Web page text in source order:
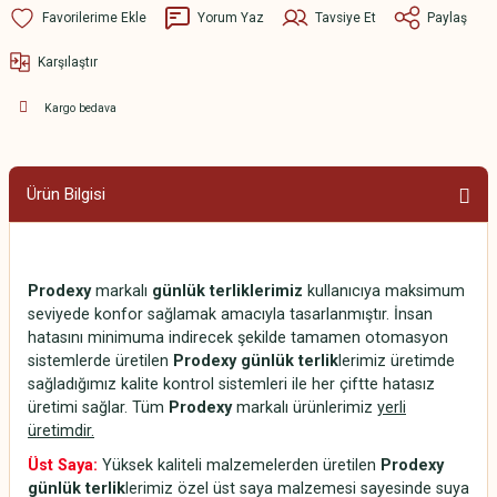
Yorum Yaz Tavsiye Et Paylaş
Karşılaştır
Kargo bedava
Ürün Bilgisi
Prodexymarkalı günlük terliklerimiz kullanıcıya maksimum
seviyede konfor sağlamak amacıyla tasarlanmıştır. İnsan
hatasını minimuma indirecek şekilde tamamen otomasyon
sistemlerde üretilen Prodexy günlük terliklerimiz üretimde
sağladığımız kalite kontrol sistemleri ile her çiftte hatasız
üretimi sağlar. Tüm Prodexymarkalı ürünlerimiz yerli
üretimdir.
Üst Saya: Yüksek kaliteli malzemelerden üretilen Prodexy
günlük terliklerimiz özel üst saya malzemesi sayesinde suya